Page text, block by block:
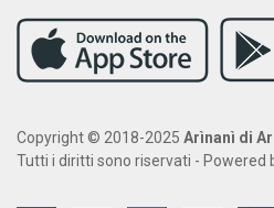
Copyright © 2018-2025 Arìnanì di
Tutti i diritti sono riservati - Powered